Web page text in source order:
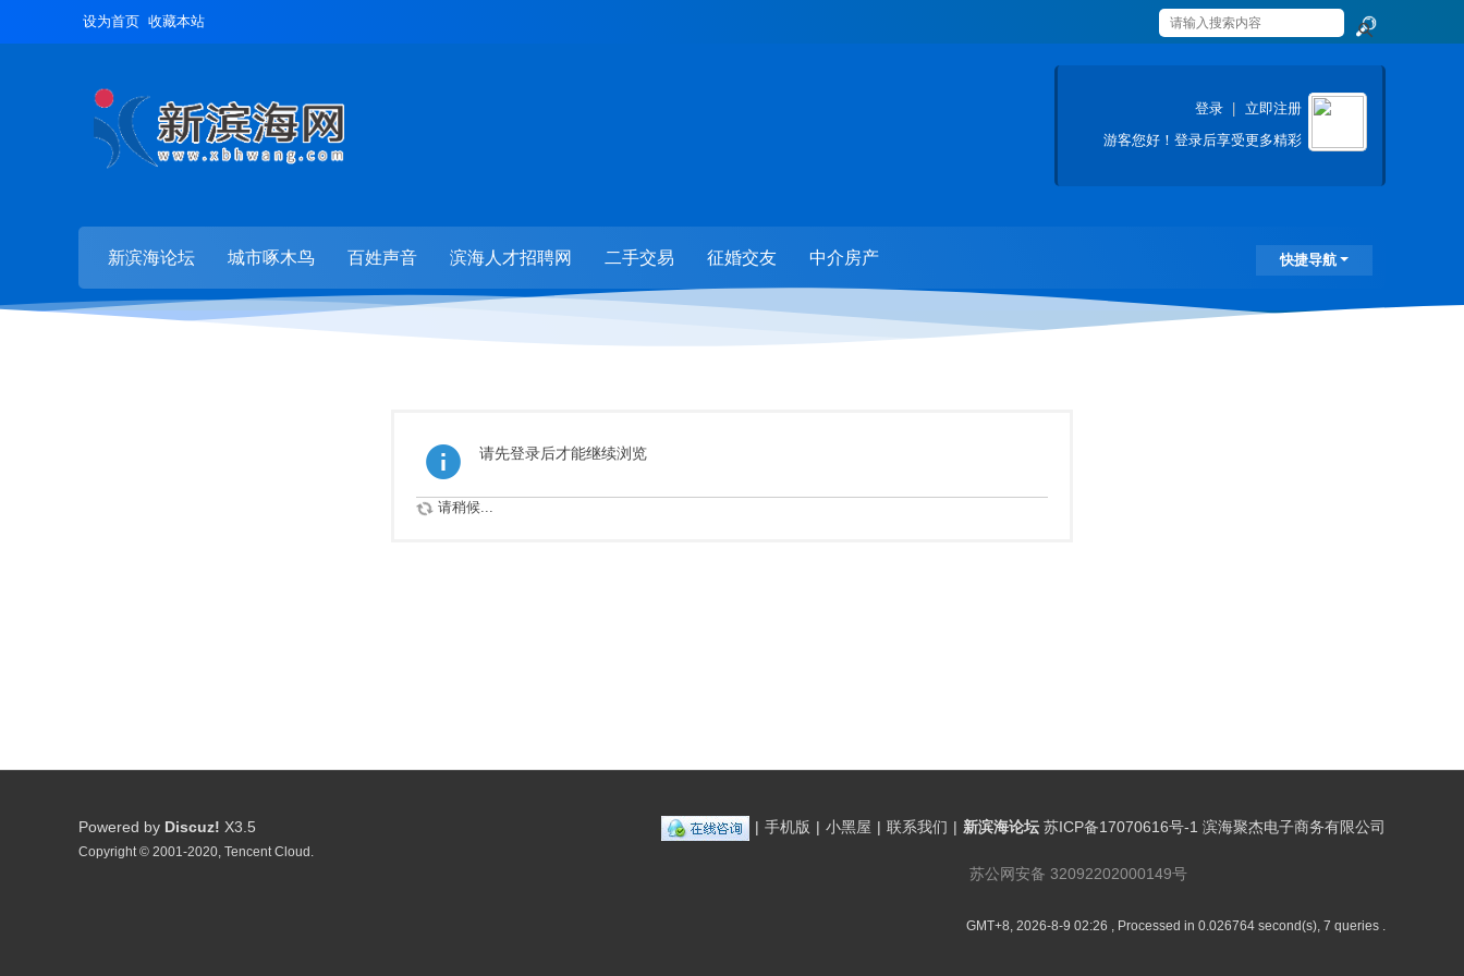
设为首页 收藏本站
索
登录
立即注册
游客您好！登录后享受更多精彩
快捷导航
新滨海论坛 城市啄木鸟 百姓声音 滨海人才招聘网 二手交易 征婚交友 中介房产
请先登录后才能继续浏览
请稍候...
| 手机版 | 小黑屋 | 联系我们 | 新滨海论坛 苏ICP备17070616号-1 滨海聚杰电子商务有限公司
苏公网安备 32092202000149号
GMT+8, 2026-8-9 02:26 , Processed in 0.026764 second(s), 7 queries .
Powered by Discuz! X3.5
Copyright © 2001-2020, Tencent Cloud.